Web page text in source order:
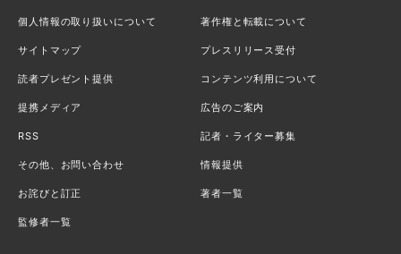
個人情報の取り扱いについて 著作権と転載について
サイトマップ プレスリリース受付
読者プレゼント提供 コンテンツ利用について
提携メディア 広告のご案内
RSS 記者・ライター募集
その他、お問い合わせ 情報提供
お詫びと訂正 著者一覧
監修者一覧